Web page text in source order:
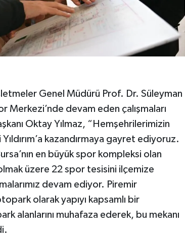
Genel Müdürü Prof. Dr. Süleyman
Merkezi’nde devam eden çalışmaları
Oktay Yılmaz, “Hemşehrilerimizin
kazandırmaya gayret ediyoruz.
en büyük spor kompleksi olan
üzere 22 spor tesisini ilçemize
devam ediyor. Piremir
olarak yapıyı kapsamlı bir
alanlarını muhafaza ederek, bu mekanı